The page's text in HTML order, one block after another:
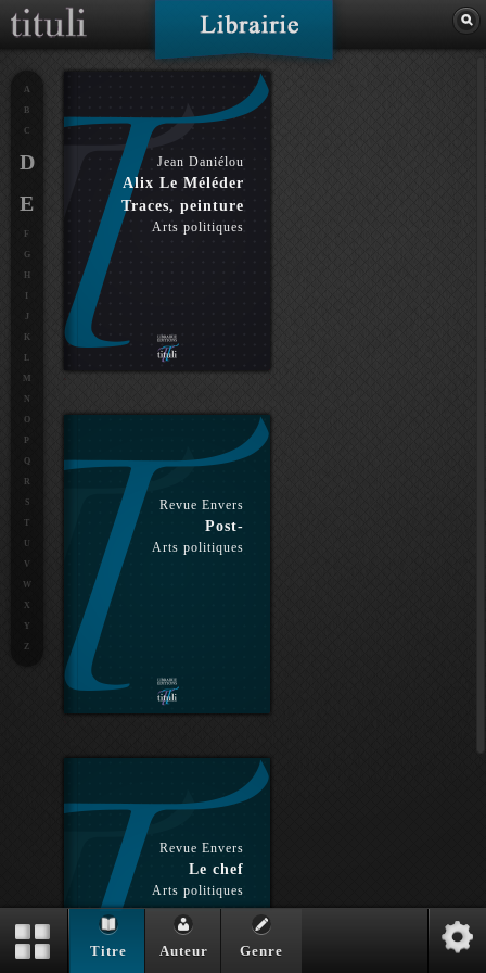
Jean Daniélou
Alix Le Méléder
Traces, peinture
Arts politiques
Revue Envers
Post-
Arts politiques
Revue Envers
Le chef
Arts politiques
A
B
C
D
E
F
G
H
J
K
L
M
N
O
P
Q
R
S
T
U
V
W
X
Y
Z
Titre Auteur Genre